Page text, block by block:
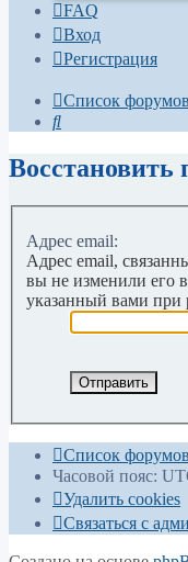
FAQ
Вход
Регистрация
Список форумов
Поиск
Восстановить
Адрес email:
Адрес email,
вы не изменили его
указанный вами при
Список форумов
Часовой пояс:
Удалить cookies
Связаться с